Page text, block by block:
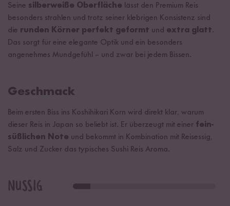
Seine silberweiße Oberfläche lässt den Premium Reis
besonders strahlen und trotz seiner klebrigen Konsistenz sind
die runden Körner perfekt geformt und extra glatt.
Das sorgt für eine elegante Optik und ein besonders
angenehmes Mundgefühl – und zwar bei jedem Bissen.
Geschmack
Beim ersten Biss ins Koshihikari Korn wird direkt klar, warum
dieser Reis in Japan so beliebt ist. Er überzeugt mit einer fein-
süßlichen Note und bekommt in Kombination mit Reisessig,
Salz und Zucker das typisches Sushi Reis Aroma.